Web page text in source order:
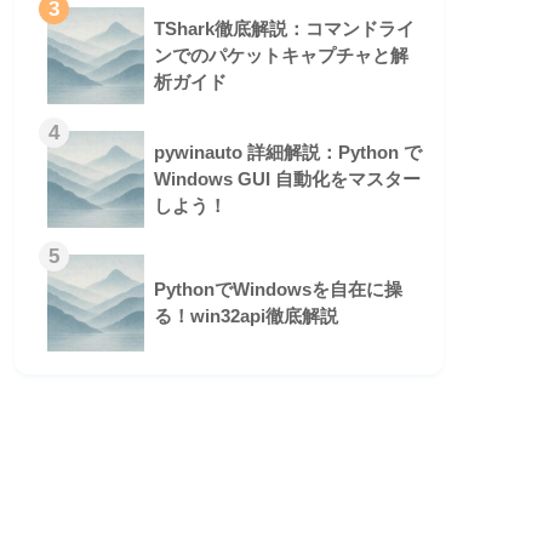
3
TShark徹底解説：コマンドライ
ンでのパケットキャプチャと解
析ガイド
4
pywinauto 詳細解説：Python で
Windows GUI 自動化をマスター
しよう！
5
PythonでWindowsを自在に操
る！win32api徹底解説